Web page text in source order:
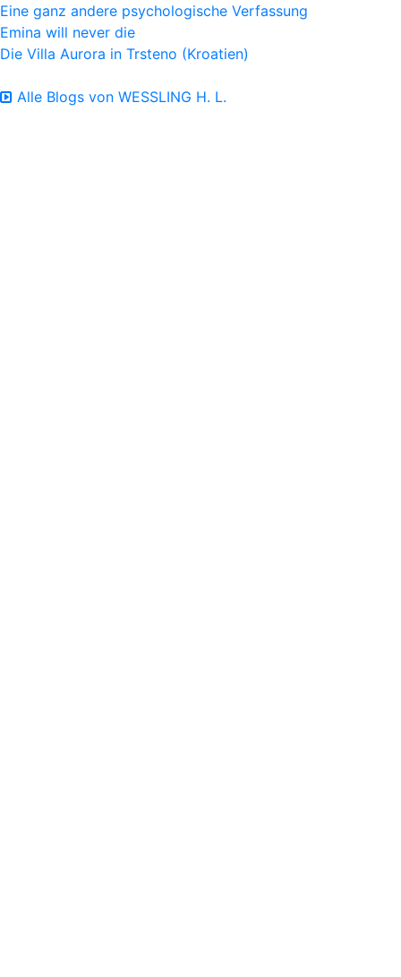
Eine ganz andere psychologische Verfassung
Emina will never die
Die Villa Aurora in Trsteno (Kroatien)
Alle Blogs von WESSLING H. L.